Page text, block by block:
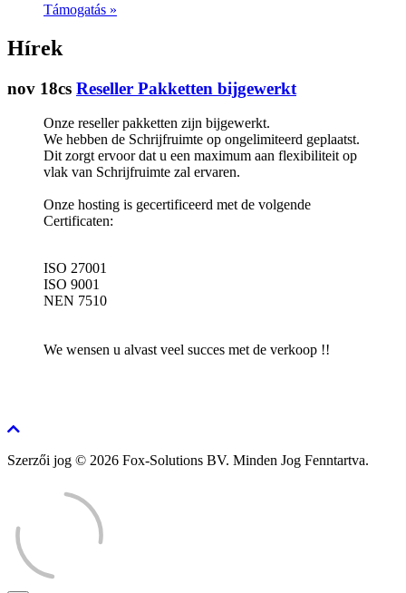
Támogatás »
Hírek
nov 18cs Reseller Pakketten bijgewerkt
Onze reseller pakketten zijn bijgewerkt.
We hebben de Schrijfruimte op ongelimiteerd geplaatst.
Dit zorgt ervoor dat u een maximum aan flexibiliteit op
vlak van Schrijfruimte zal ervaren.
Onze hosting is gecertificeerd met de volgende
Certificaten:
ISO 27001
ISO 9001
NEN 7510
We wensen u alvast veel succes met de verkoop !!
Szerzői jog © 2026 Fox-Solutions BV. Minden Jog Fenntartva.